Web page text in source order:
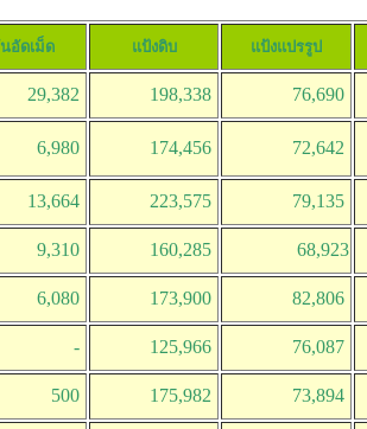
อัดเม็ด แป้งดิบ แป้งแปรรูป
29,382 198,338 76,690
6,980 174,456 72,642
13,664 223,575 79,135
9,310 160,285 68,923
6,080 173,900 82,806
- 125,966 76,087
500 175,982 73,894